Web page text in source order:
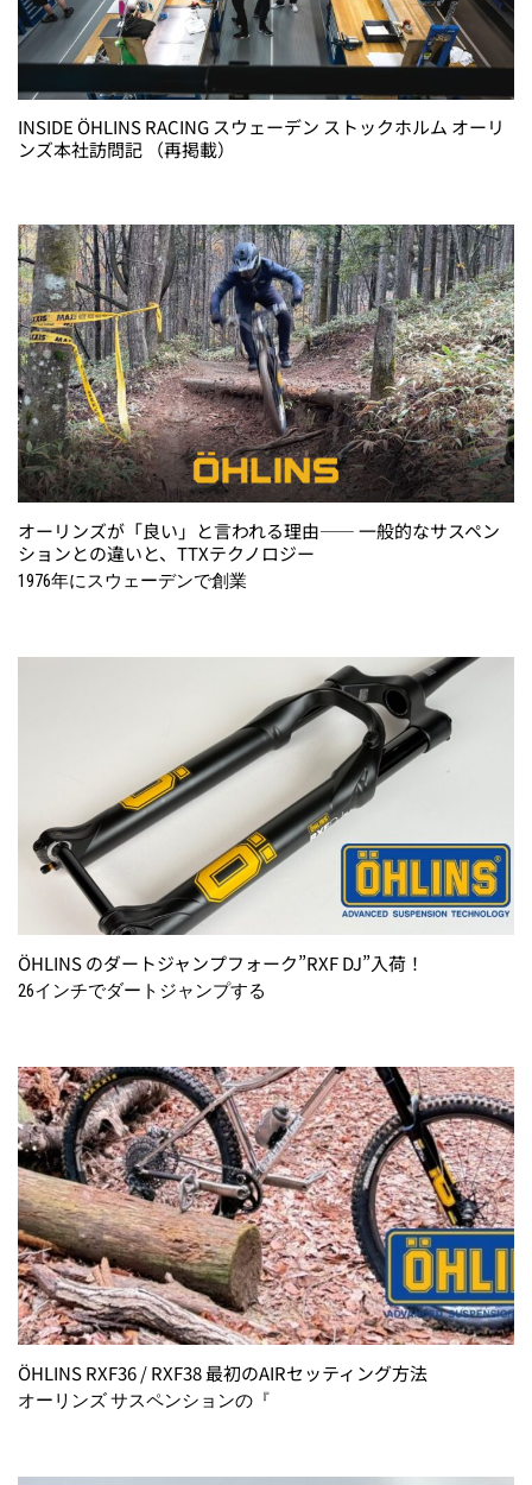
INSIDE ÖHLINS RACING スウェーデン ストックホルム オーリ
ンズ本社訪問記 （再掲載）
オーリンズが「良い」と言われる理由―― 一般的なサスペン
ションとの違いと、TTXテクノロジー
1976年にスウェーデンで創業
ÖHLINS のダートジャンプフォーク”RXF DJ”入荷！
26インチでダートジャンプする
ÖHLINS RXF36 / RXF38 最初のAIRセッティング方法
オーリンズ サスペンションの『